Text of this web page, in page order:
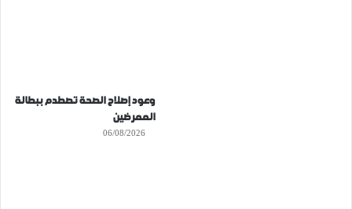
وعود إصلاح الصحة تصطدم ببطالة
الممرضين
06/08/2026